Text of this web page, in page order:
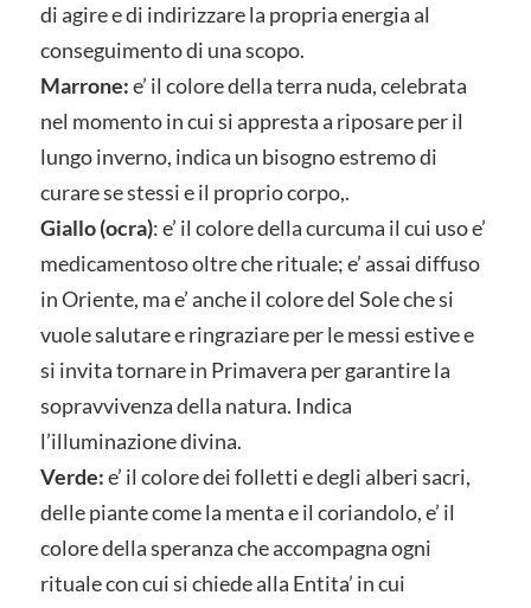
di agire e di indirizzare la propria energia al
conseguimento di una scopo.
Marrone:e’ il colore della terra nuda, celebrata
nel momento in cui si appresta a riposare per il
lungo inverno, indica un bisogno estremo di
curare se stessi e il proprio corpo,.
Giallo (ocra): e’ il colore della curcuma il cui uso e’
medicamentoso oltre che rituale; e’ assai diffuso
in Oriente, ma e’ anche il colore del Sole che si
vuole salutare e ringraziare per le messi estive e
si invita tornare in Primavera per garantire la
sopravvivenza della natura. Indica
l’illuminazione divina.
Verde:e’ il colore dei folletti e degli alberi sacri,
delle piante come la menta e il coriandolo, e’ il
colore della speranza che accompagna ogni
rituale con cui si chiede alla Entita’ in cui